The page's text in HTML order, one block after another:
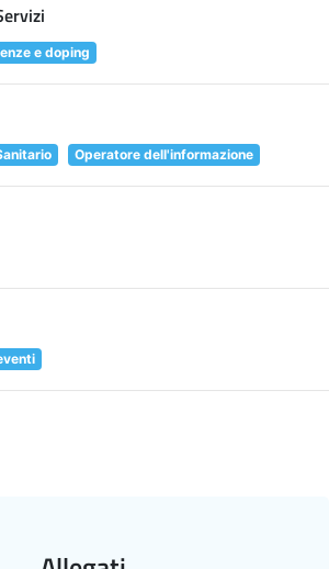
e doping
Operatore dell'informazione